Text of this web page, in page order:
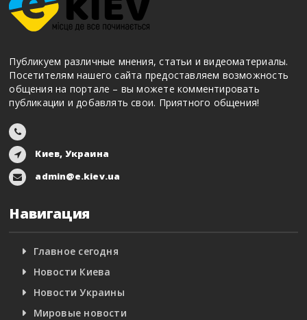
Публикуем различные мнения, статьи и видеоматериалы.
Посетителям нашего сайта предоставляем возможность
общения на портале – вы можете комментировать
публикации и добавлять свои. Приятного общения!
Киев, Украина
admin@e.kiev.ua
Навигация
Главное сегодня
Новости Киева
Новости Украины
Мировые новости